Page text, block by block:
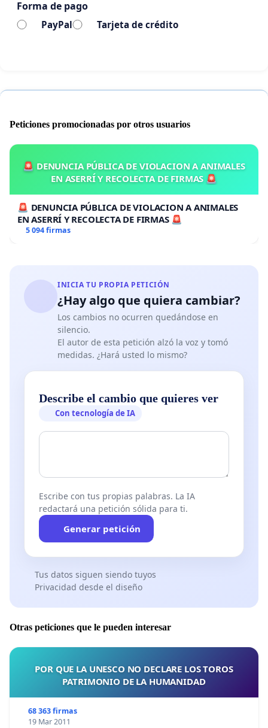
que Lucrecia Hevia ha impulsado, y en su recuerdo
todavía impulsa, el progreso de Sevilla y Andalucía,
seguir su ejemplo.
Forma de pago
PayPal Tarjeta de crédito
Peticiones promocionadas por otros usuarios
🚨 DENUNCIA PÚBLICA DE VIOLACION A ANIMALES
EN ASERRÍ Y RECOLECTA DE FIRMAS 🚨
🚨 DENUNCIA PÚBLICA DE VIOLACION A ANIMALES
EN ASERRÍ Y RECOLECTA DE FIRMAS 🚨
5 094 firmas
INICIA TU PROPIA PETICIÓN
¿Hay algo que quiera cambiar?
Los cambios no ocurren quedándose en
silencio.
El autor de esta petición alzó la voz y tomó
medidas. ¿Hará usted lo mismo?
Describe el cambio que quieres ver
Con tecnología de IA
Escribe con tus propias palabras. La IA
redactará una petición sólida para ti.
Generar petición
Tus datos siguen siendo tuyos
Privacidad desde el diseño
Otras peticiones que le pueden interesar
POR QUE LA UNESCO NO DECLARE LOS TOROS
PATRIMONIO DE LA HUMANIDAD
68 363 firmas
19 Mar 2011